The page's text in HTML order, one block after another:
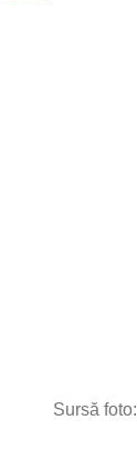
Sursă foto: